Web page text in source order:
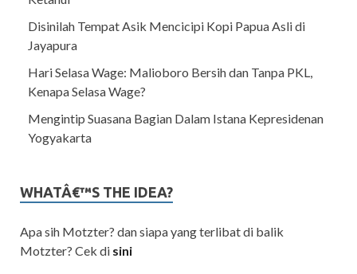
Disinilah Tempat Asik Mencicipi Kopi Papua Asli di
Jayapura
Hari Selasa Wage: Malioboro Bersih dan Tanpa PKL,
Kenapa Selasa Wage?
Mengintip Suasana Bagian Dalam Istana Kepresidenan
Yogyakarta
WHATÂ€™S THE IDEA?
Apa sih Motzter? dan siapa yang terlibat di balik
Motzter? Cek di sini